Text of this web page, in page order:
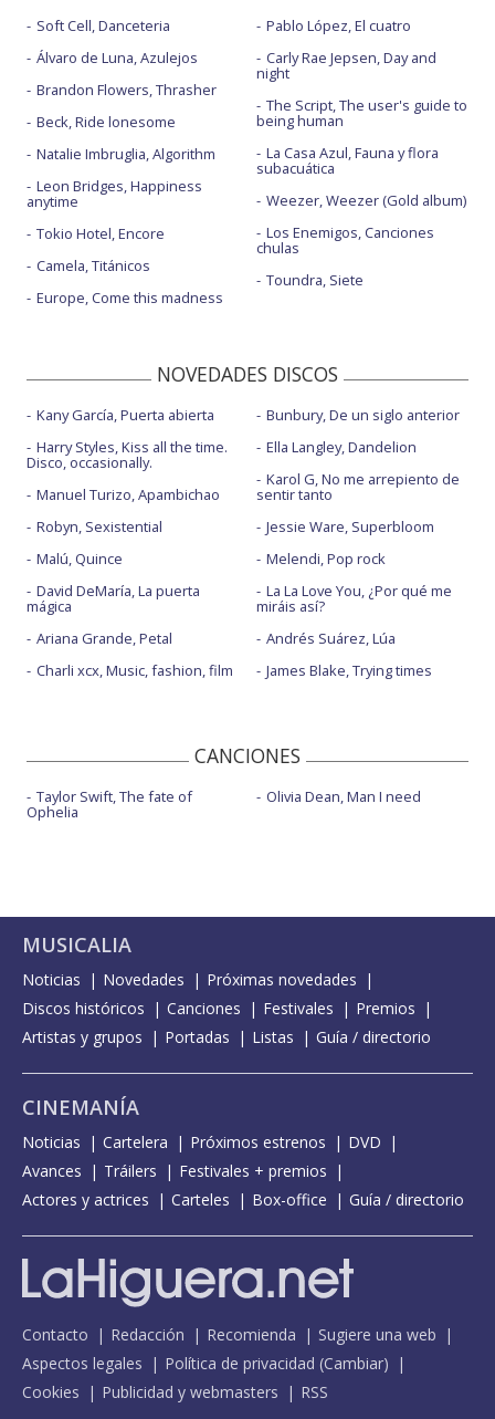
Soft Cell, Danceteria
Álvaro de Luna, Azulejos
Brandon Flowers, Thrasher
Beck, Ride lonesome
Natalie Imbruglia, Algorithm
Leon Bridges, Happiness
anytime
Tokio Hotel, Encore
Camela, Titánicos
Europe, Come this madness
Pablo López, El cuatro
Carly Rae Jepsen, Day and
night
The Script, The user's guide to
being human
La Casa Azul, Fauna y flora
subacuática
Weezer, Weezer (Gold album)
Los Enemigos, Canciones
chulas
Toundra, Siete
NOVEDADES DISCOS
Kany García, Puerta abierta
Harry Styles, Kiss all the time.
Disco, occasionally.
Manuel Turizo, Apambichao
Robyn, Sexistential
Malú, Quince
David DeMaría, La puerta
mágica
Ariana Grande, Petal
Charli xcx, Music, fashion, film
Bunbury, De un siglo anterior
Ella Langley, Dandelion
Karol G, No me arrepiento de
sentir tanto
Jessie Ware, Superbloom
Melendi, Pop rock
La La Love You, ¿Por qué me
miráis así?
Andrés Suárez, Lúa
James Blake, Trying times
CANCIONES
Taylor Swift, The fate of
Ophelia
Olivia Dean, Man I need
MUSICALIA
Noticias Novedades
Próximas novedades
Discos históricos
Canciones Festivales
Premios
Artistas y grupos
Portadas Listas Guía / directorio
CINEMANÍA
Noticias Cartelera Próximos estrenos
DVD
Avances
Tráilers
Festivales + premios
Actores y actrices
Carteles Box-office Guía / directorio
Contacto Redacción Recomienda
Sugiere una web
Aspectos legales
Política de privacidad (Cambiar)
Cookies
Publicidad y webmasters RSS